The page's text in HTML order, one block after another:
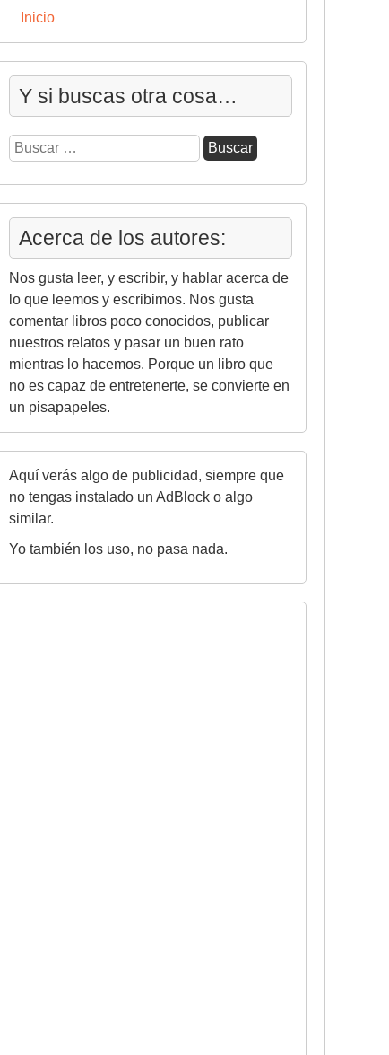
Inicio
Y si buscas otra cosa…
Buscar:
Acerca de los autores:
Nos gusta leer, y escribir, y hablar acerca de
lo que leemos y escribimos. Nos gusta
comentar libros poco conocidos, publicar
nuestros relatos y pasar un buen rato
mientras lo hacemos. Porque un libro que
no es capaz de entretenerte, se convierte en
un pisapapeles.
Aquí verás algo de publicidad, siempre que
no tengas instalado un AdBlock o algo
similar.
Yo también los uso, no pasa nada.